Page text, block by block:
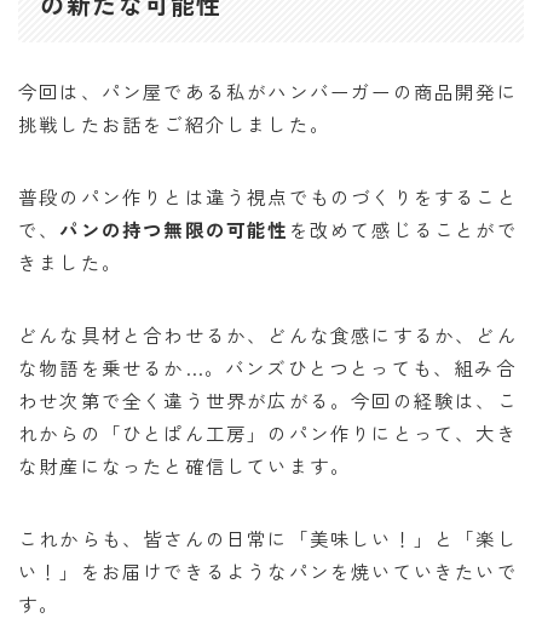
今回は、パン屋である私がハンバーガーの商品開発に
挑戦したお話をご紹介しました。
普段のパン作りとは違う視点でものづくりをすること
で、 パンの持つ無限の可能性 を改めて感じることがで
きました。
どんな具材と合わせるか、どんな食感にするか、どん
な物語を乗せるか…。バンズひとつとっても、組み合
わせ次第で全く違う世界が広がる。今回の経験は、こ
れからの「ひとぱん工房」のパン作りにとって、大き
な財産になったと確信しています。
これからも、皆さんの日常に「美味しい！」と「楽し
い！」をお届けできるようなパンを焼いていきたいで
す。